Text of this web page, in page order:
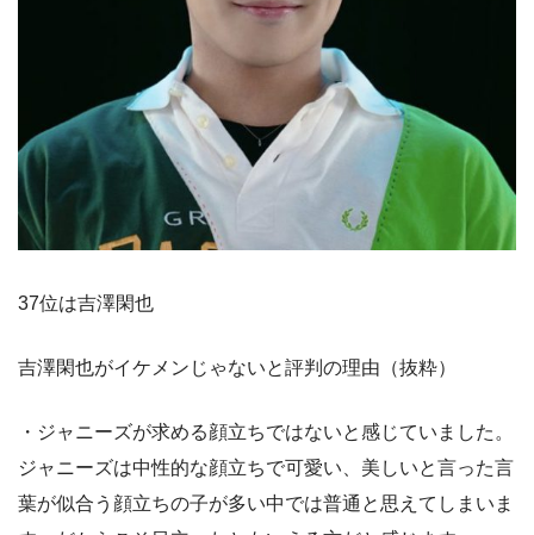
37位は吉澤閑也
吉澤閑也がイケメンじゃないと評判の理由（抜粋）
・ジャニーズが求める顔立ちではないと感じていました。
ジャニーズは中性的な顔立ちで可愛い、美しいと言った言
葉が似合う顔立ちの子が多い中では普通と思えてしまいま